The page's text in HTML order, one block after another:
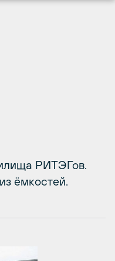
РИТЭГов.
ёмкостей.